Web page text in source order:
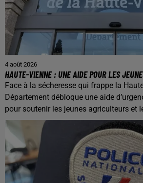
4 août 2026
HAUTE-VIENNE : UNE AIDE POUR LES
Face à la sécheresse qui frappe la
Département débloque une aide
pour soutenir les jeunes agriculteurs et